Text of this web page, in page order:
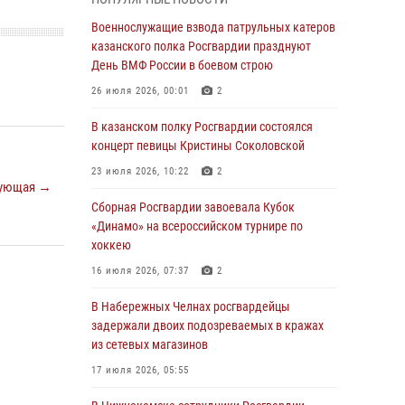
→
Военнослужащие взвода патрульных катеров
казанского полка Росгвардии празднуют
День ВМФ России в боевом строю
26 июля 2026, 00:01 2
«бронзу» в окружном этапе конкурса
профессионального мастерства
24 июля 2026, 15:05 4
В казанском полку Росгвардии состоялся
концерт певицы Кристины Соколовской
23 июля 2026, 10:22
задержали подозреваемого в краже
23 июля 2026, 06:47
В Казани Росгвардия приняла участие в
Военнослужащие взвода патрульных катеров
казанского полка Росгвардии празднуют
День ВМФ России в боевом строю
26 июля 2026, 00:01 2
В казанском полку Росгвардии состоялся
концерт певицы Кристины Соколовской
23 июля 2026, 10:22 2
Сборная Росгвардии завоевала Кубок
«Динамо» на всероссийском турнире по
хоккею
16 июля 2026, 07:37 2
В Набережных Челнах росгвардейцы
задержали двоих подозреваемых в кражах
из сетевых магазинов
17 июля 2026, 05:55